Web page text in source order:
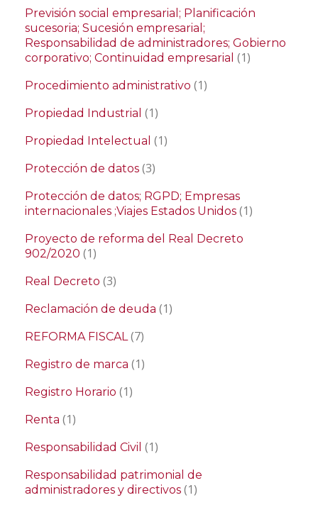
Previsión social empresarial; Planificación
sucesoria; Sucesión empresarial;
Responsabilidad de administradores; Gobierno
corporativo; Continuidad empresarial (1)
Procedimiento administrativo (1)
Propiedad Industrial (1)
Propiedad Intelectual (1)
Protección de datos (3)
Protección de datos; RGPD; Empresas
internacionales ;Viajes Estados Unidos (1)
Proyecto de reforma del Real Decreto
902/2020 (1)
Real Decreto (3)
Reclamación de deuda (1)
REFORMA FISCAL(7)
Registro de marca (1)
Registro Horario (1)
Renta (1)
Responsabilidad Civil (1)
Responsabilidad patrimonial de
administradores y directivos (1)